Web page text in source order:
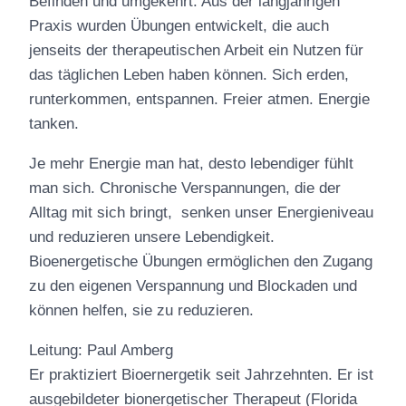
Praxis wurden Übungen entwickelt, die auch
jenseits der therapeutischen Arbeit ein Nutzen für
das täglichen Leben haben können. Sich erden,
runterkommen, entspannen. Freier atmen. Energie
tanken.
Je mehr Energie man hat, desto lebendiger fühlt
man sich. Chronische Verspannungen, die der
Alltag mit sich bringt, senken unser Energieniveau
und reduzieren unsere Lebendigkeit.
Bioenergetische Übungen ermöglichen den Zugang
zu den eigenen Verspannung und Blockaden und
können helfen, sie zu reduzieren.
Leitung: Paul Amberg
Er praktiziert Bioernergetik seit Jahrzehnten. Er ist
ausgebildeter bionergetischer Therapeut (Florida